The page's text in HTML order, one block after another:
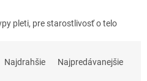
pleti, pre starostlivosť o telo
Najdrahšie Najpredávanejšie